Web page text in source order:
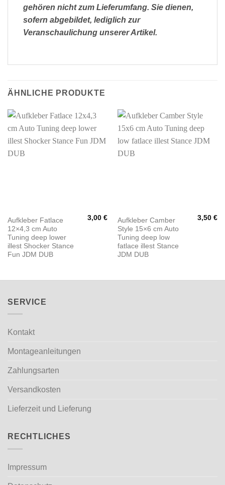
gehören nicht zum Lieferumfang. Sie dienen,
sofern abgebildet, lediglich zur
Veranschaulichung unserer Artikel.
ÄHNLICHE PRODUKTE
Aufkleber Fatlace
12×4,3 cm Auto
Tuning deep lower
illest Shocker Stance
Fun JDM DUB
3,00€
Aufkleber Camber
Style 15×6 cm Auto
Tuning deep low
fatlace illest Stance
JDM DUB
3,50€
SERVICE
Kontakt
Montageanleitungen
Zahlungsarten
Versandkosten
Lieferzeit und Lieferung
RECHTLICHES
Impressum